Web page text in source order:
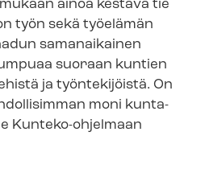
ainoa kestävä tie
työn sekä työelämän
samanaikainen
suoraan kuntien
ja työntekijöistä. On
moni kunta-
Kunteko-ohjelmaan